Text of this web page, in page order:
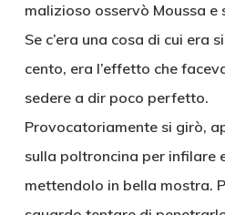
malizioso osservò Moussa e
Se c’era una cosa di cui era
cento, era l’effetto che
sedere a dir poco perfetto.
Provocatoriamente si girò,
sulla poltroncina per infilare
mettendolo in bella mostra.